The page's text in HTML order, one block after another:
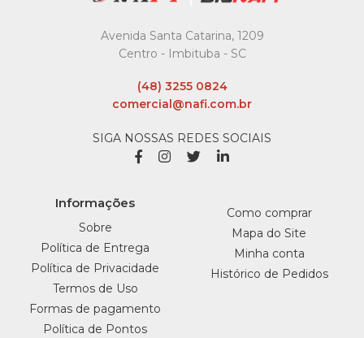
Avenida Santa Catarina, 1209
Centro - Imbituba - SC
(48) 3255 0824
comercial@nafi.com.br
SIGA NOSSAS REDES SOCIAIS
Informações
Sobre
Política de Entrega
Política de Privacidade
Termos de Uso
Formas de pagamento
Política de Pontos
Como comprar
Mapa do Site
Minha conta
Histórico de Pedidos